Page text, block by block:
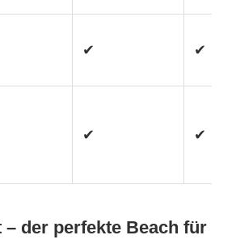
✔ ✔
✔ ✔
– der perfekte Beach für